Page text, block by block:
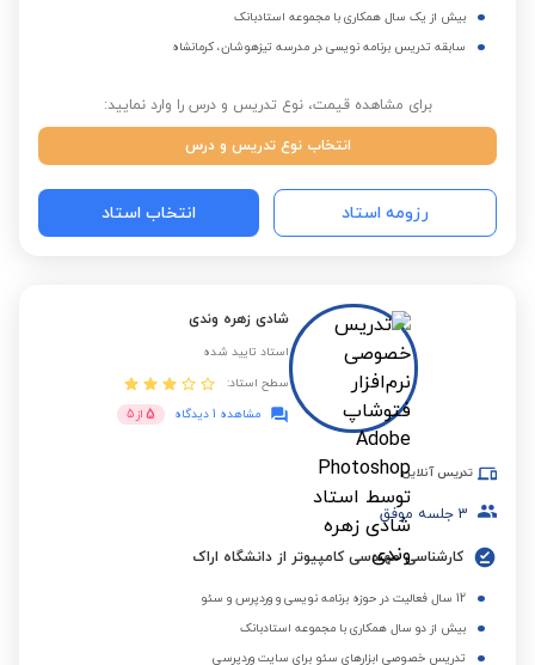
بیش از یک سال همکاری با مجموعه استادبانک
سابقه تدریس برنامه نویسی در مدرسه تیزهوشان، کرمانشاه
برای مشاهده قیمت، نوع تدریس و درس را وارد نمایید:
انتخاب نوع تدریس و درس
رزومه استاد انتخاب استاد
شادی زهره وندی
استاد تایید شده
سطح استاد:
مشاهده 1 دیدگاه
5 از 5
تدریس آنلاین
3 جلسه موفق
کارشناسی مهندسی کامپیوتر از دانشگاه اراک
12 سال فعالیت در حوزه برنامه نویسی و وردپرس و سئو
بیش از دو سال همکاری با مجموعه استادبانک
تدریس خصوصی ابزارهای سئو برای سایت وردپرسی